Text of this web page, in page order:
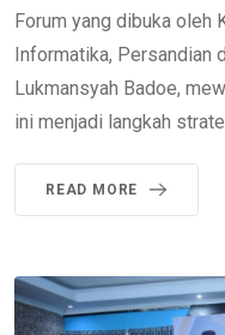
Forum yang dibuka oleh
Informatika, Persandian
Lukmansyah Badoe,
ini menjadi langkah
READ MORE